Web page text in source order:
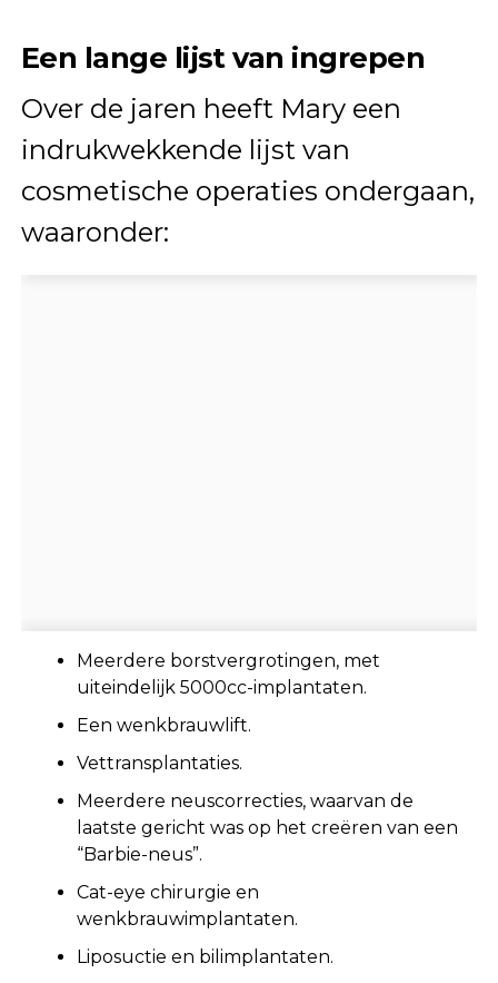
Een lange lijst van ingrepen
Over de jaren heeft Mary een
indrukwekkende lijst van
cosmetische operaties ondergaan,
waaronder:
Meerdere borstvergrotingen, met
uiteindelijk 5000cc-implantaten.
Een wenkbrauwlift.
Vettransplantaties.
Meerdere neuscorrecties, waarvan de
laatste gericht was op het creëren van een
“Barbie-neus”.
Cat-eye chirurgie en
wenkbrauwimplantaten.
Liposuctie en bilimplantaten.